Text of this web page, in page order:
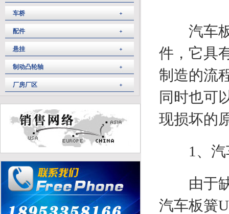
车桥
配件
悬挂
制动凸轮轴
厂房厂区
汽车板
件，它具
制造的流
同时也可
现损坏的
1、汽
由于缺
汽车板簧